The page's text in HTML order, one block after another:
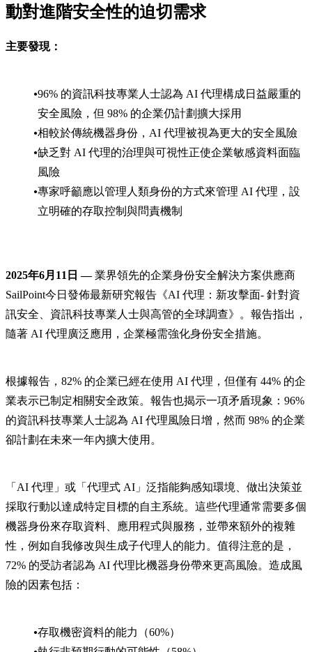
動對進階安全性的迫切需求
主要發現：
96% 的資訊科技專業人士認為 AI 代理構成日益嚴重的
安全風險，但 98% 的企業仍計劃擴大採用
相較於傳統機器身份，AI 代理被視為更大的安全風險
缺乏對 AI 代理的治理與可視性正使企業敏感資料面臨
風險
專家呼籲應以管理人類身份的方式來管理 AI 代理，設
立明確的存取控制與問責機制
2025年6月11日 —業界領先的企業身份安全解決方案供應商
SailPoint今日發佈最新研究報告《AI 代理：新攻擊面- 針對資
訊安全、資訊科技專業人士與高管的全球調查》。報告指出，
隨著 AI 代理廣泛應用，企業極需強化身份安全措施。
根據報告，82% 的企業已經在使用 AI 代理，但僅有 44% 的企
業表示已制定相關安全政策。報告也揭示一項矛盾現象：96%
的資訊科技專業人士認為 AI 代理風險日增，然而 98% 的企業
卻計劃在未來一年內擴大使用。
「AI 代理」或「代理式 AI」泛指能夠感知環境、做出決策並
採取行動以達成特定目標的自主系統。這些代理通常需要多個
機器身份來存取資料、應用程式與服務，並帶來額外的複雜
性，例如自我修改與生成子代理人的能力。值得注意的是，
72% 的受訪者認為 AI 代理比機器身份帶來更高風險。造成風
險的因素包括：
存取機密資料的能力（60%）